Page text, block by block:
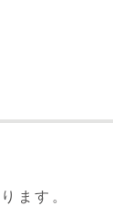
ます。